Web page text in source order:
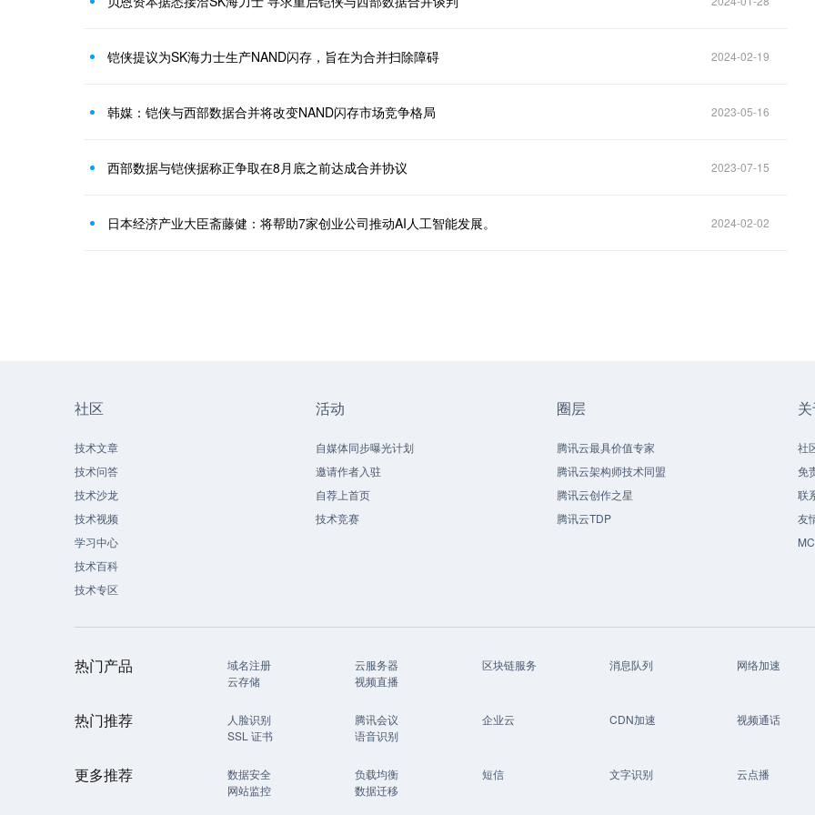
铠侠提议为SK海力士生产NAND闪存，旨在为合并扫除障碍 2024-02-19
韩媒：铠侠与西部数据合并将改变NAND闪存市场竞争格局 2023-05-16
西部数据与铠侠据称正争取在8月底之前达成合并协议 2023-07-15
日本经济产业大臣斋藤健：将帮助7家创业公司推动AI人工智能发展。 2024-02-02
社区
技术文章
技术问答
技术沙龙
技术视频
学习中心
技术百科
技术专区
活动
自媒体同步曝光计划
邀请作者入驻
自荐上首页
技术竞赛
圈层
腾讯云最具价值专家
腾讯云架构师技术同盟
腾讯云创作之星
腾讯云TDP
社
免
联
友
热门产品 域名注册 云服务器 区块链服务 消息队列
网络加速
云存储
视频直播
热门推荐 人脸识别 腾讯会议 企业云 CDN加速
视频通话
SSL 证书
语音识别
更多推荐 数据安全 负载均衡 短信 文字识别
云点播
网站监控
数据迁移